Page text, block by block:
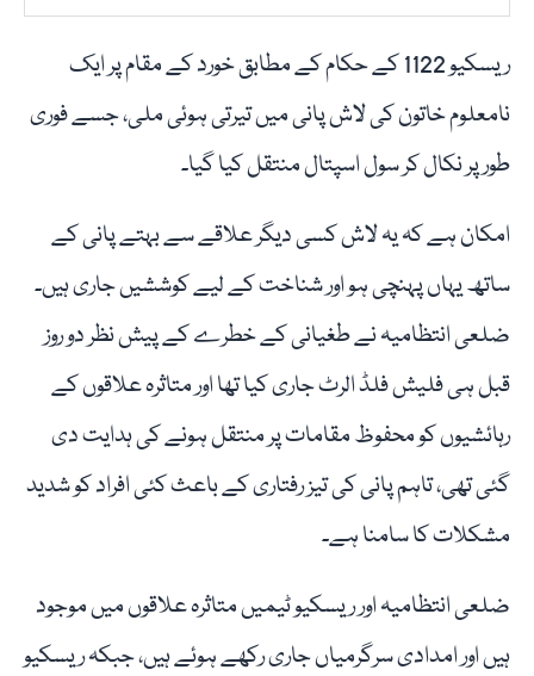
ریسکیو 1122 کے حکام کے مطابق خورد کے مقام پر ایک
نامعلوم خاتون کی لاش پانی میں تیرتی ہوئی ملی، جسے فوری
طور پر نکال کر سول اسپتال منتقل کیا گیا۔
امکان ہے کہ یہ لاش کسی دیگر علاقے سے بہتے پانی کے
ساتھ یہاں پہنچی ہو اور شناخت کے لیے کوششیں جاری ہیں۔
ضلعی انتظامیہ نے طغیانی کے خطرے کے پیش نظر دو روز
قبل ہی فلیش فلڈ الرٹ جاری کیا تھا اور متاثرہ علاقوں کے
رہائشیوں کو محفوظ مقامات پر منتقل ہونے کی ہدایت دی
گئی تھی، تاہم پانی کی تیز رفتاری کے باعث کئی افراد کو شدید
مشکلات کا سامنا ہے۔
ضلعی انتظامیہ اور ریسکیو ٹیمیں متاثرہ علاقوں میں موجود
ہیں اور امدادی سرگرمیاں جاری رکھے ہوئے ہیں، جبکہ ریسکیو